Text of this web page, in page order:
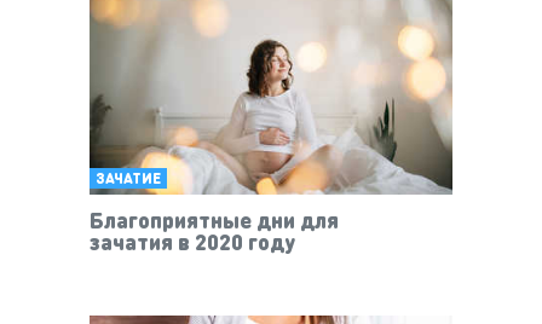
ЗАЧАТИЕ
Благоприятные дни для
зачатия в 2020 году